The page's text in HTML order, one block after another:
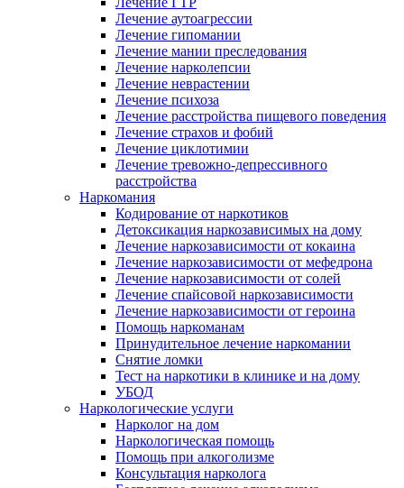
Лечение аутоагрессии
Лечение гипомании
Лечение мании преследования
Лечение нарколепсии
Лечение неврастении
Лечение психоза
Лечение расстройства пищевого поведения
Лечение страхов и фобий
Лечение циклотимии
Лечение тревожно-депрессивного
расстройства
Наркомания
Кодирование от наркотиков
Детоксикация наркозависимых на дому
Лечение наркозависимости от кокаина
Лечение наркозависимости от мефедрона
Лечение наркозависимости от солей
Лечение спайсовой наркозависимости
Лечение наркозависимости от героина
Помощь наркоманам
Принудительное лечение наркомании
Снятие ломки
Тест на наркотики в клинике и на дому
УБОД
Наркологические услуги
Нарколог на дом
Наркологическая помощь
Помощь при алкоголизме
Консультация нарколога